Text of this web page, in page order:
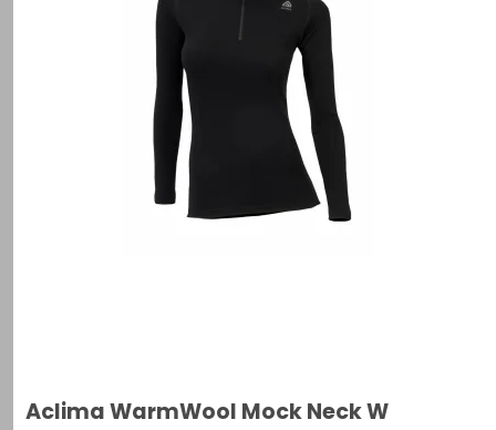
Aclima WarmWool Mock Neck W